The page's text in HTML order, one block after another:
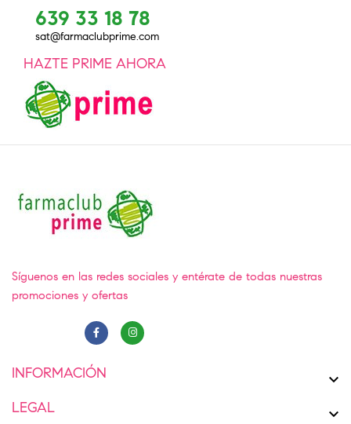
639 33 18 78
sat@farmaclubprime.com
HAZTE PRIME AHORA
Síguenos en las redes sociales y entérate de todas nuestras
promociones y ofertas
INFORMACIÓN 
LEGAL 